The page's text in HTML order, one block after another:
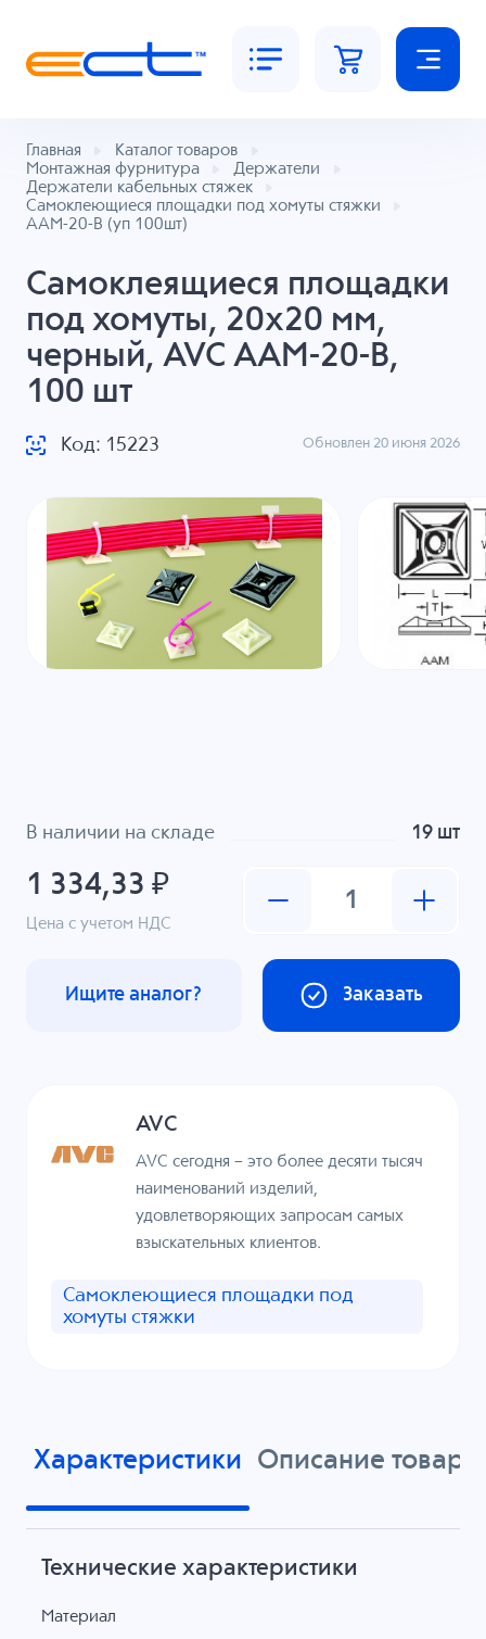
Главная
Каталог товаров
Монтажная фурнитура
Держатели
Держатели кабельных стяжек
Самоклеющиеся площадки под хомуты стяжки
AAM-20-B (уп 100шт)
Самоклеящиеся площадки
под хомуты, 20x20 мм,
черный, AVC AAM-20-B,
100 шт
Код: 15223 Обновлен 20 июня 2026
В наличии на складе 19 шт
1 334,33 ₽
Цена с учетом НДС
Заказать
Ищите аналог?
AVC
AVC сегодня – это более десяти тысяч
наименований изделий,
удовлетворяющих запросам самых
взыскательных клиентов.
Самоклеющиеся площадки под
хомуты стяжки
Характеристики Описание товара
Технические характеристики
Материал